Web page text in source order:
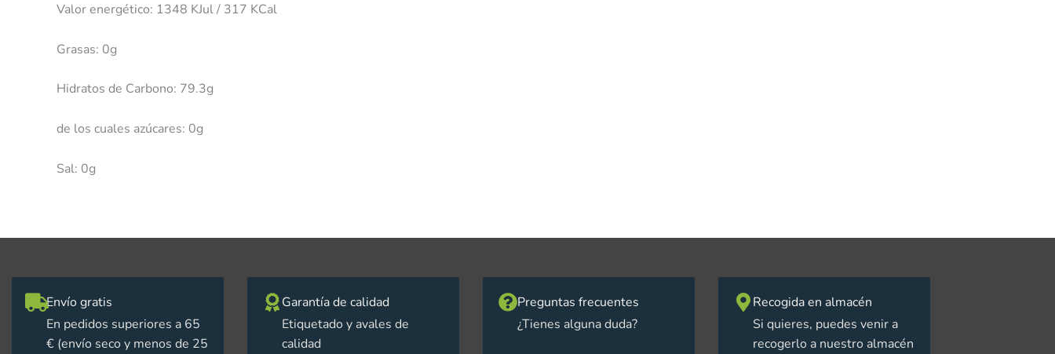
Valor energético: 1348 KJul / 317 KCal
Grasas: 0g
Hidratos de Carbono: 79.3g
de los cuales azúcares: 0g
Sal: 0g
Envío gratis
En pedidos superiores a 65
€ (envío seco y menos de 25
Garantía de calidad
Etiquetado y avales de
calidad
Preguntas frecuentes
¿Tienes alguna duda?
Recogida en almacén
Si quieres, puedes venir a
recogerlo a nuestro almacén